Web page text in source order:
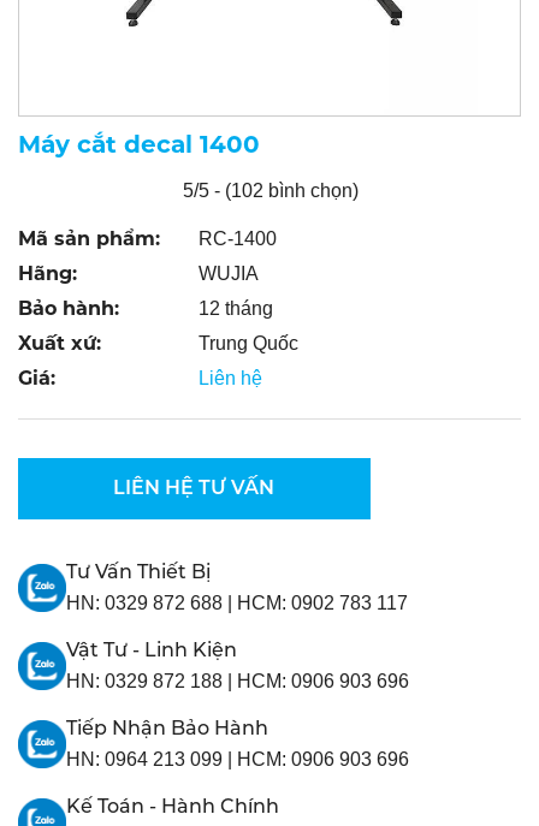
Máy cắt decal 1400
5/5 - (102 bình chọn)
Mã sản phẩm: RC-1400
Hãng: WUJIA
Bảo hành: 12 tháng
Xuất xứ: Trung Quốc
Giá: Liên hệ
LIÊN HỆ TƯ VẤN
Tư Vấn Thiết Bị
HN: 0329 872 688 HCM: 0902 783 117
Vật Tư - Linh Kiện
HN: 0329 872 188 HCM: 0906 903 696
Tiếp Nhận Bảo Hành
HN: 0964 213 099 HCM: 0906 903 696
Kế Toán - Hành Chính